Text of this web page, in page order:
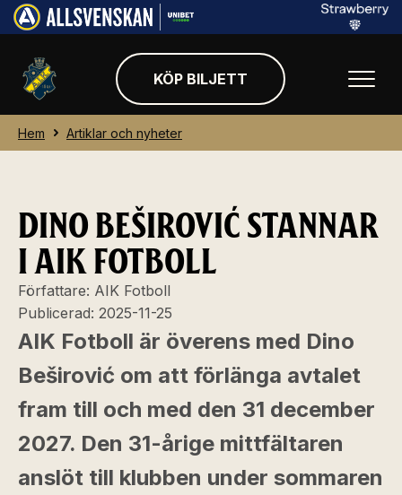
KÖP BILJETT
Hem Artiklar och nyheter
DINO BEŠIROVIĆ STANNAR
I AIK FOTBOLL
Författare: AIK Fotboll
Publicerad: 2025-11-25
AIK Fotboll är överens med Dino
Beširović om att förlänga avtalet
fram till och med den 31 december
2027. Den 31-årige mittfältaren
anslöt till klubben under sommaren